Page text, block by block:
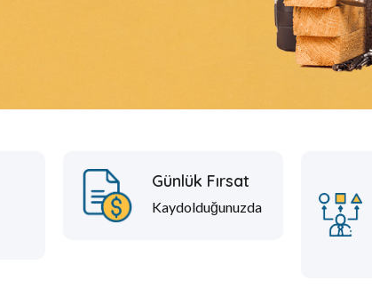
Günlük Fırsat
Kaydolduğunuzda